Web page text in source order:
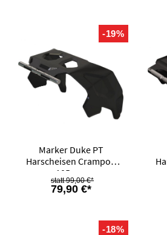
-19%
Marker Duke PT
Harscheisen Crampon
105mm
79,90 €*
99,00 €*
-18%